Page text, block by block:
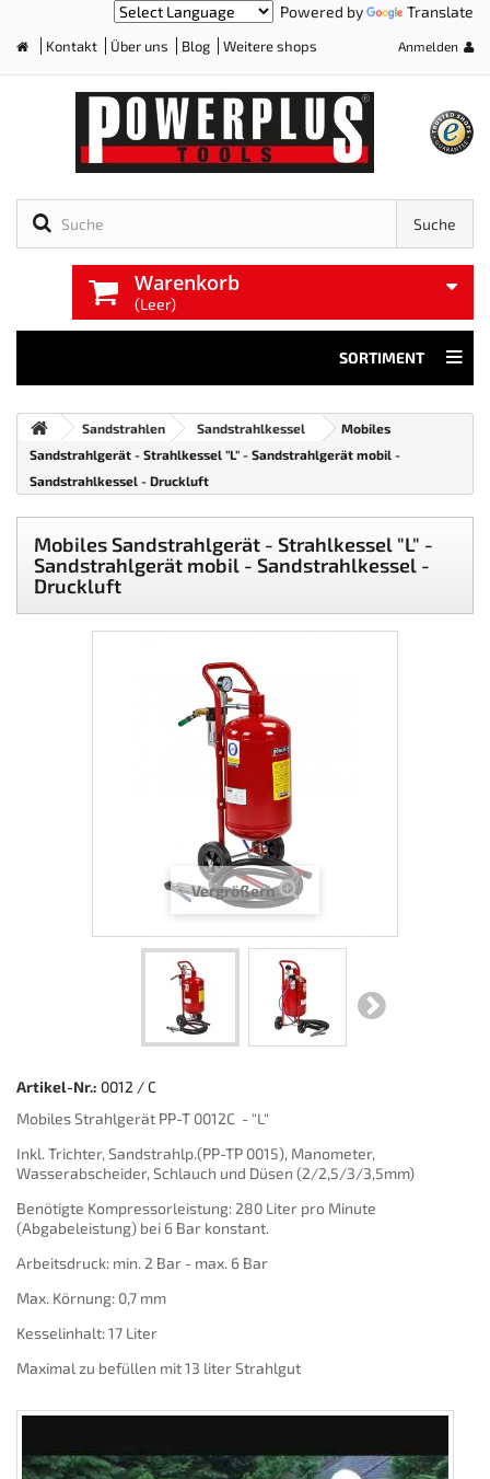
Powered by Translate
Kontakt Über uns Blog Weitere shops Anmelden
Suche
Warenkorb
(Leer)
SORTIMENT
Sandstrahlen Sandstrahlkessel
Mobiles
Sandstrahlgerät - Strahlkessel "L" - Sandstrahlgerät mobil -
Sandstrahlkessel - Druckluft
Mobiles Sandstrahlgerät - Strahlkessel "L" -
Sandstrahlgerät mobil - Sandstrahlkessel -
Druckluft
Vergrößern
Artikel-Nr.: 0012 / C
Mobiles Strahlgerät PP-T 0012C - "L"
Inkl. Trichter, Sandstrahlp.(PP-TP 0015), Manometer,
Wasserabscheider, Schlauch und Düsen (2/2,5/3/3,5mm)
Benötigte Kompressorleistung: 280 Liter pro Minute
(Abgabeleistung) bei 6 Bar konstant.
Arbeitsdruck: min. 2 Bar - max. 6 Bar
Max. Körnung: 0,7 mm
Kesselinhalt: 17 Liter
Maximal zu befüllen mit 13 liter Strahlgut